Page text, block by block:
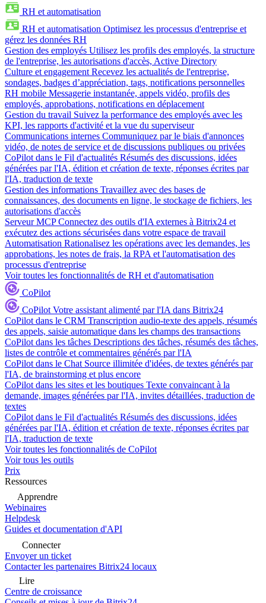
RH et automatisation
RH et automatisation Optimisez les processus d'entreprise et
gérez les données RH
Gestion des employés Utilisez les profils des employés, la structure
de l'entreprise, les autorisations d'accès, Active Directory
Culture et engagement Recevez les actualités de l'entreprise,
sondages, badges d’appréciation, tags, notifications personnelles
RH mobile Messagerie instantanée, appels vidéo, profils des
employés, approbations, notifications en déplacement
Gestion du travail Suivez la performance des employés avec les
KPI, les rapports d'activité et la vue du superviseur
Communications internes Communiquez par le biais d'annonces
vidéo, de notes de service et de discussions publiques ou privées
CoPilot dans le Fil d'actualités Résumés des discussions, idées
générées par l'IA, édition et création de texte, réponses écrites par
l'IA, traduction de texte
Gestion des informations Travaillez avec des bases de
connaissances, des documents en ligne, le stockage de fichiers, les
autorisations d'accès
Serveur MCP Connectez des outils d'IA externes à Bitrix24 et
exécutez des actions sécurisées dans votre espace de travail
Automatisation Rationalisez les opérations avec les demandes, les
approbations, les notes de frais, la RPA et l'automatisation des
processus d'entreprise
Voir toutes les fonctionnalités de RH et d'automatisation
CoPilot
CoPilot Votre assistant alimenté par l'IA dans Bitrix24
CoPilot dans le CRM Transcription audio-texte des appels, résumés
des appels, saisie automatique dans les champs des transactions
CoPilot dans les tâches Descriptions des tâches, résumés des tâches,
listes de contrôle et commentaires générés par l'IA
CoPilot dans le Chat Source illimitée d'idées, de textes générés par
l'IA, de brainstorming et plus encore
CoPilot dans les sites et les boutiques Texte convaincant à la
demande, images générées par l'IA, invites détaillées, traduction de
textes
CoPilot dans le Fil d'actualités Résumés des discussions, idées
générées par l'IA, édition et création de texte, réponses écrites par
l'IA, traduction de texte
Voir toutes les fonctionnalités de CoPilot
Voir tous les outils
Prix
Ressources
Apprendre
Webinaires
Helpdesk
Guides et documentation d'API
Connecter
Envoyer un ticket
Contacter les partenaires Bitrix24 locaux
Lire
Centre de croissance